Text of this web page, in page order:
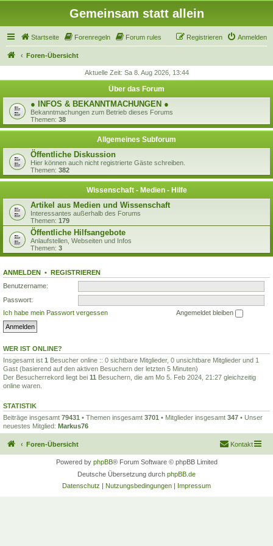
Gemeinsam statt allein
Startseite Forenregeln Forum rules Anmelden
Registrieren
Foren-Übersicht
Aktuelle Zeit: Sa 8. Aug 2026, 13:44
Über das Forum
● INFOS & BEKANNTMACHUNGEN ●
Bekanntmachungen zum Betrieb dieses Forums
Themen: 38
Allgemeines Subforum
Öffentliche Diskussion
Hier können auch nicht registrierte Gäste schreiben.
Themen: 382
Wissenschaft - Medien - Hilfe
Artikel aus Medien und Wissenschaft
Interessantes außerhalb des Forums
Themen: 179
Öffentliche Hilfsangebote
Anlaufstellen, Webseiten und Infos
Themen: 3
ANMELDEN • REGISTRIEREN
Benutzername:
Passwort:
Ich habe mein Passwort vergessen
Angemeldet bleiben
WER IST ONLINE?
Insgesamt ist 1 Besucher online :: 0 sichtbare Mitglieder, 0 unsichtbare Mitglieder und 1
Gast (basierend auf den aktiven Besuchern der letzten 5 Minuten)
Der Besucherrekord liegt bei 11 Besuchern, die am Mo 5. Feb 2024, 21:27 gleichzeitig
online waren.
STATISTIK
Beiträge insgesamt 79431 • Themen insgesamt 3701 • Mitglieder insgesamt 347 • Unser
neuestes Mitglied: Markus76
Foren-Übersicht Kontakt
Powered by phpBB® Forum Software © phpBB Limited
Deutsche Übersetzung durch phpBB.de
Datenschutz | Nutzungsbedingungen | Impressum